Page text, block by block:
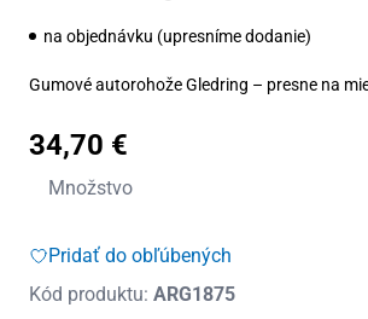
na objednávku (upresníme dodanie)
Gumové autorohože Gledring – presne na
34,70 €
Množstvo
množstvo
gumové
Toyota
Pridať do obľúbených
Kód produktu: ARG1875